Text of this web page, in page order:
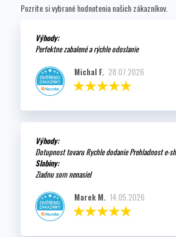
Pozrite si vybrané hodnotenia našich zákazníkov.
Výhody:
Perfektne zabalené a rýchle odoslanie
Michal F. 28.07.2026
Výhody:
Dotupnost tovaru Rychle dodanie Prehladnost e-
Slabiny:
Ziadnu som nenasiel
Marek M. 14.05.2026